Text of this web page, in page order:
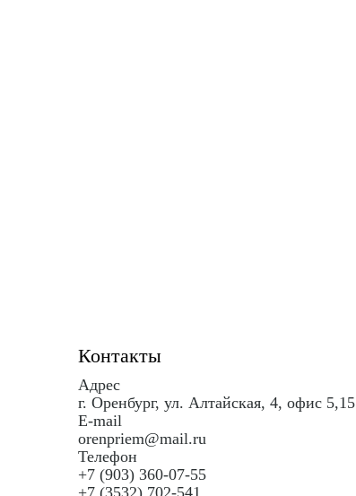
Контакты
Адрес
г. Оренбург, ул. Алтайская, 4, офис 5,15
E-mail
orenpriem@mail.ru
Телефон
+7 (903) 360-07-55